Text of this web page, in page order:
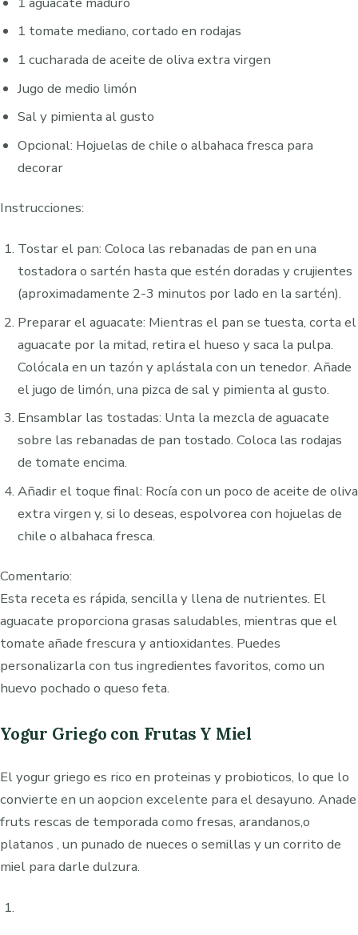
1 tomate mediano, cortado en rodajas
1 cucharada de aceite de oliva extra virgen
Jugo de medio limón
Sal y pimienta al gusto
Opcional: Hojuelas de chile o albahaca fresca para
decorar
Instrucciones:
Tostar el pan: Coloca las rebanadas de pan en una
tostadora o sartén hasta que estén doradas y crujientes
(aproximadamente 2-3 minutos por lado en la sartén).
Preparar el aguacate: Mientras el pan se tuesta, corta el
aguacate por la mitad, retira el hueso y saca la pulpa.
Colócala en un tazón y aplástala con un tenedor. Añade
el jugo de limón, una pizca de sal y pimienta al gusto.
Ensamblar las tostadas: Unta la mezcla de aguacate
sobre las rebanadas de pan tostado. Coloca las rodajas
de tomate encima.
Añadir el toque final: Rocía con un poco de aceite de oliva
extra virgen y, si lo deseas, espolvorea con hojuelas de
chile o albahaca fresca.
Comentario:
Esta receta es rápida, sencilla y llena de nutrientes. El
aguacate proporciona grasas saludables, mientras que el
tomate añade frescura y antioxidantes. Puedes
personalizarla con tus ingredientes favoritos, como un
huevo pochado o queso feta.
Yogur Griego con Frutas Y Miel
El yogur griego es rico en proteinas y probioticos, lo que lo
convierte en un aopcion excelente para el desayuno. Anade
fruts rescas de temporada como fresas, arandanos,o
platanos , un punado de nueces o semillas y un corrito de
miel para darle dulzura.